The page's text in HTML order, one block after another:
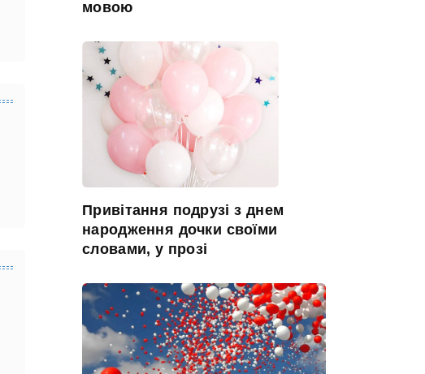
мовою
Привітання подрузі з днем
народження дочки своїми
словами, у прозі